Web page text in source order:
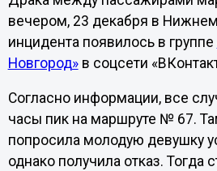
вечером, 23 декабря в
инцидента появилось в группе
Новгород»в соцсети
Согласно информации, все
часы пик на маршруте № 67.
попросила молодую девушку
однако получила отказ. Тогда